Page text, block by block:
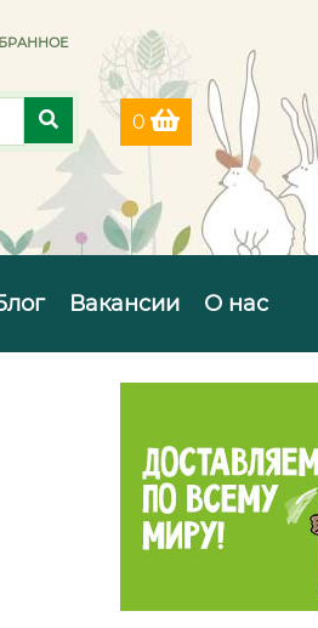
0
Вакансии О нас